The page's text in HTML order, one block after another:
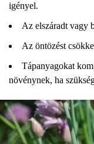
igényel.
Az elszáradt vagy
Az öntözést
Tápanyagokat
növénynek, ha